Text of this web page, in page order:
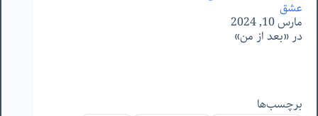
عشق
مارس 10, 2024
در «بعد از من»
برچسب‌ها